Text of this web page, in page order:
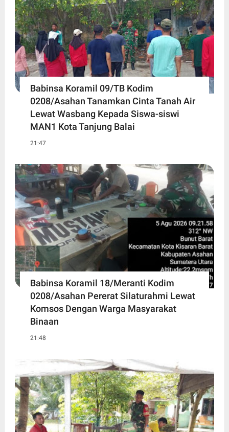
Babinsa Koramil 09/TB Kodim
0208/Asahan Tanamkan Cinta Tanah Air
Lewat Wasbang Kepada Siswa-siswi
MAN1 Kota Tanjung Balai
21:47
Babinsa Koramil 18/Meranti Kodim
0208/Asahan Pererat Silaturahmi Lewat
Komsos Dengan Warga Masyarakat
Binaan
21:48